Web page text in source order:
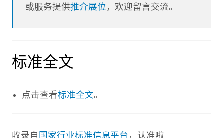
或服务提供推介展位 ，欢迎留言交流。
标准全文
点击查看标准全文。
收录自 国家行业标准信息平台 ，认准啦